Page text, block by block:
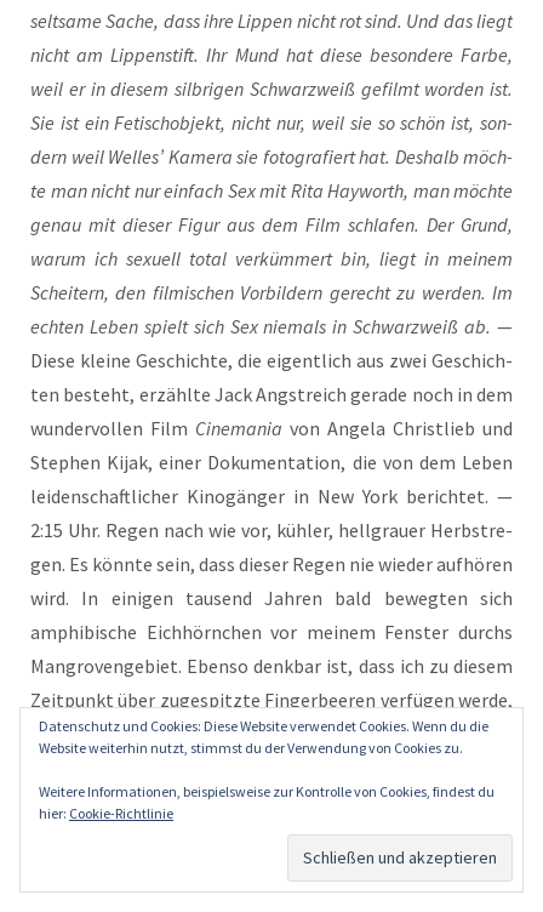
selt­sa­me Sache, dass ihre Lip­pen nicht rot sind. Und das liegt
nicht am Lip­pen­stift. Ihr Mund hat die­se beson­de­re Far­be,
weil er in die­sem silb­ri­gen Schwarz­weiß gefilmt wor­den ist.
Sie ist ein Fetisch­ob­jekt, nicht nur, weil sie so schön ist, son­
dern weil Wel­les’ Kame­ra sie foto­gra­fiert hat. Des­halb möch­
te man nicht nur ein­fach Sex mit Rita Hay­worth, man möch­te
genau mit die­ser Figur aus dem Film schla­fen. Der Grund,
war­um ich sexu­ell total ver­küm­mert bin, liegt in mei­nem
Schei­tern, den fil­mi­schen Vor­bil­dern gerecht zu wer­den. Im
ech­ten Leben spielt sich Sex nie­mals in Schwarz­weiß ab. —
Die­se klei­ne Geschich­te, die eigent­lich aus zwei Geschich­
ten besteht, erzähl­te Jack Angst­reich gera­de noch in dem
wun­der­vol­len Film Cine­ma­nia von Ange­la Christ­lieb und
Ste­phen Kijak, einer Doku­men­ta­ti­on, die von dem Leben
lei­den­schaft­li­cher Kino­gän­ger in New York berich­tet. —
2:15 Uhr. Regen nach wie vor, küh­ler, hell­grau­er Herbst­re­
gen. Es könn­te sein, dass die­ser Regen nie wie­der auf­hö­ren
wird. In eini­gen tau­send Jah­ren bald beweg­ten sich
amphi­bi­sche Eich­hörn­chen vor mei­nem Fens­ter durchs
Man­gro­ven­ge­biet. Eben­so denk­bar ist, dass ich zu die­sem
Zeit­punkt über zuge­spitz­te Fin­ger­bee­ren ver­fü­gen wer­de,
geeig­net, jede der fili­gra­nen Tas­ta­tu­ren moder­ner Tele­
— stop
Datenschutz und Cookies: Diese Website verwendet Cookies. Wenn du die
Website weiterhin nutzt, stimmst du der Verwendung von Cookies zu.
Weitere Informationen, beispielsweise zur Kontrolle von Cookies, findest du
hier: Cookie-Richtlinie